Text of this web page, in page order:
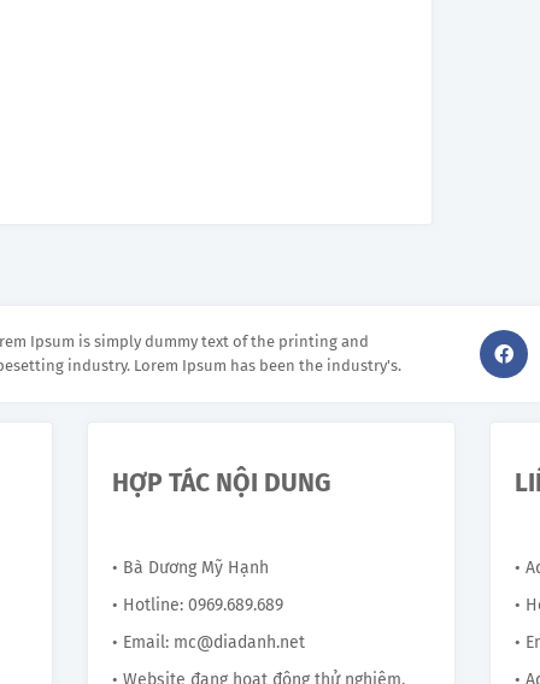
Ipsum is simply dummy text of the printing and
industry. Lorem Ipsum has been the industry's.
HỢP TÁC NỘI DUNG
• Bà Dương Mỹ Hạnh
• Hotline: 0969.689.689
• Email: mc@diadanh.net
• Website đang hoạt động thử nghiệm,
•
•
•
•